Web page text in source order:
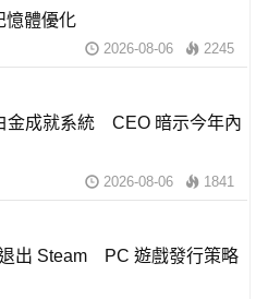
憶體優化
2026-08-06 2245
金成就系統 CEO 暗示今年內
2026-08-06 1841
出 Steam PC 遊戲發行策略